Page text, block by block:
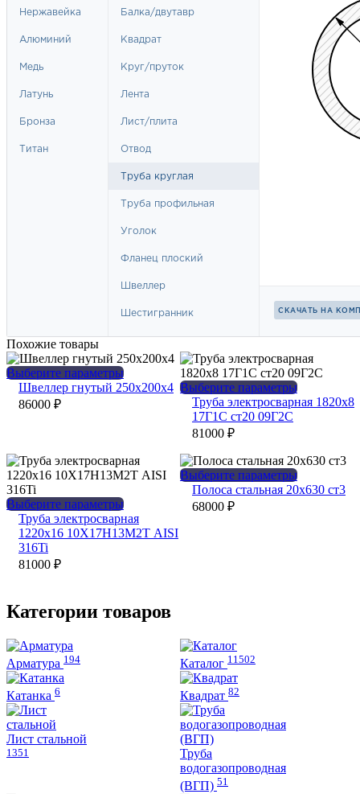
Похожие товары
Выберите параметрыЭтот
товар
можно
выбрать
странице
товара.
Швеллер гнутый 250х200х4
86000 ₽
Выберите параметрыЭтот
товар
Опции
можно
выбрать
Труба электросварная 1820х8
17Г1С ст20 09Г2С
81000 ₽
Выберите параметрыЭтот
товар
имеет
на
Труба электросварная
1220х16 10Х17Н13М2Т AISI
316Ti
81000 ₽
Выберите параметрыЭтот
товар
Полоса стальная 20х630 ст3
68000 ₽
Категории товаров
Арматура 194 Каталог 11502
Катанка 6 Квадрат 82
Лист стальной
1351
Труба
водогазопроводная
(ВГП) 51